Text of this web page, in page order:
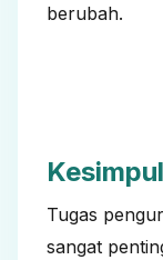
berubah.
Tugas
sangat